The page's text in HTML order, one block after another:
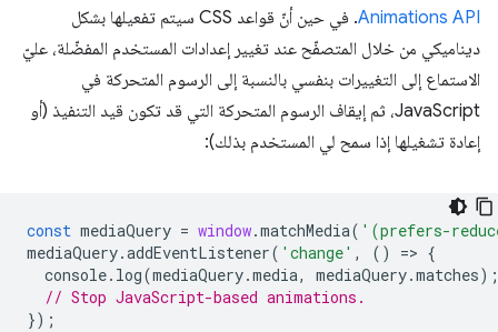
Animations API
. في حين أنّ قواعد CSS سيتم تفعيلها بشكل
ديناميكي من خلال المتصفّح عند تغيير إعدادات المستخدم المفضّلة، عليّ
الاستماع إلى التغييرات بنفسي بالنسبة إلى الرسوم المتحركة في
JavaScript، ثم إيقاف الرسوم المتحركة التي قد تكون قيد التنفيذ (أو
إعادة تشغيلها إذا سمح لي المستخدم بذلك):
const mediaQuery = window.matchMedia( '(prefers-
mediaQuery.addEventListener( 'change' , () => {
console. log(mediaQuery.media, mediaQuery.matches);
// Stop JavaScript-based animations.
});